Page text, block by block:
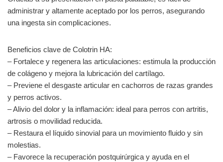
administrar y altamente aceptado por los perros, asegurando
una ingesta sin complicaciones.
Beneficios clave de Colotrin HA:
– Fortalece y regenera las articulaciones: estimula la producción
de colágeno y mejora la lubricación del cartílago.
– Previene el desgaste articular en cachorros de razas grandes
y perros activos.
– Alivio del dolor y la inflamación: ideal para perros con artritis,
artrosis o movilidad reducida.
– Restaura el líquido sinovial para un movimiento fluido y sin
molestias.
– Favorece la recuperación postquirúrgica y ayuda en el